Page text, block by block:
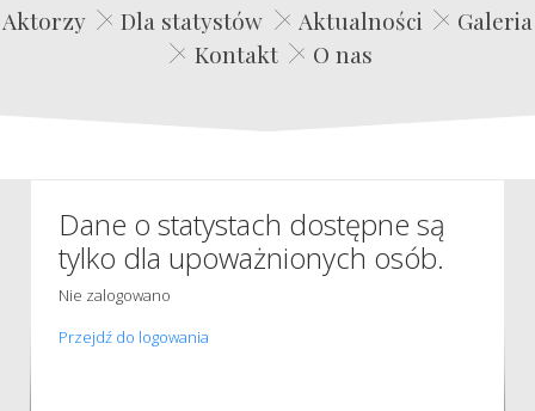
Edwin Film Agencja Aktorska
Aktorzy Dla statystów Aktualności
Galeria
Kontakt
O nas
Dane o statystach dostępne są
tylko dla upoważnionych osób.
Nie zalogowano
Przejdź do logowania